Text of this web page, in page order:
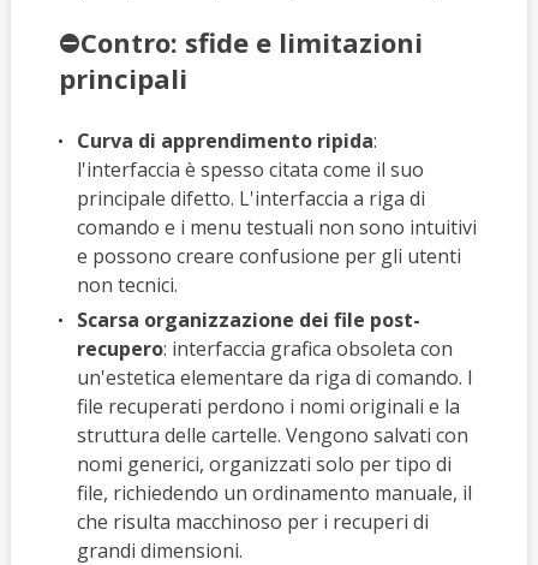
⛔Contro: sfide e limitazioni
principali
Curva di apprendimento ripida:
l'interfaccia è spesso citata come il suo
principale difetto. L'interfaccia a riga di
comando e i menu testuali non sono intuitivi
e possono creare confusione per gli utenti
non tecnici.
Scarsa organizzazione dei file post-
recupero: interfaccia grafica obsoleta con
un'estetica elementare da riga di comando. I
file recuperati perdono i nomi originali e la
struttura delle cartelle. Vengono salvati con
nomi generici, organizzati solo per tipo di
file, richiedendo un ordinamento manuale, il
che risulta macchinoso per i recuperi di
grandi dimensioni.